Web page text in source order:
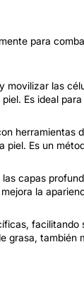
para
movilizar las
Es ideal
herramientas
piel. Es un
capas
la
facilitando
grasa, también